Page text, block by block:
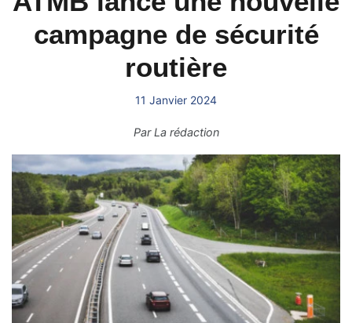
campagne de sécurité
routière
11 Janvier 2024
ParLa rédaction